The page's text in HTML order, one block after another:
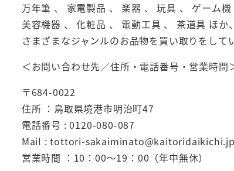
万年筆 、 家電製品 、 楽器 、 玩具 、 ゲーム機
美容機器 、 化粧品 、 電動工具 、 茶道具 ほか、
さまざまなジャンルのお品物を買い取りをして
＜お問い合わせ先／住所・電話番号・営業時間
〒684-0022
住所 ：鳥取県境港市明治町47
電話番号 : 0120-080-087
Mail : tottori-sakaiminato@kaitoridaikichi.jp
営業時間 ：10：00～19：00（年中無休）